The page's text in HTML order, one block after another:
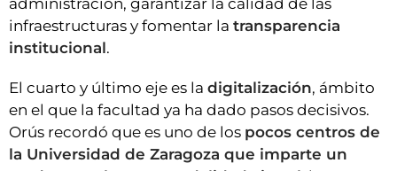
administración, garantizar la calidad de las
infraestructuras y fomentar la transparencia
institucional.
El cuarto y último eje es la digitalización, ámbito
en el que la facultad ya ha dado pasos decisivos.
Orús recordó que es uno de los pocos centros de
la Universidad de Zaragoza que imparte un